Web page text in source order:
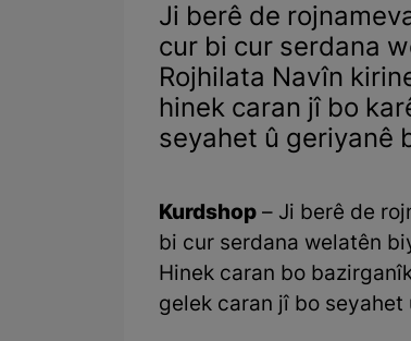
Ji berê de
cur bi cur serdana
Rojhilata Navîn
hinek caran jî bo
seyahet û geriyanê
Kurdshop – Ji berê de
bi cur serdana welatên
Hinek caran bo
gelek caran jî bo